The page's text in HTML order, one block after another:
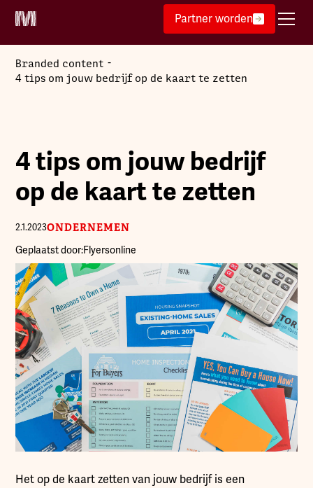
Partner worden
Branded content -
4 tips om jouw bedrijf op de kaart te zetten
4 tips om jouw bedrijf
op de kaart te zetten
2.1.2023ONDERNEMEN
Geplaatst door:Flyersonline
Het op de kaart zetten van jouw bedrijf is een